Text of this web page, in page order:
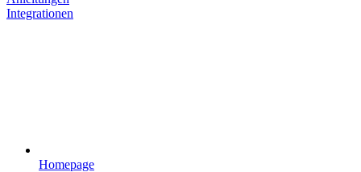
Integrationen
Homepage